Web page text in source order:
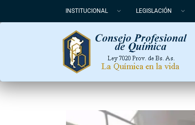
INSTITUCIONAL LEGISLACIÓN